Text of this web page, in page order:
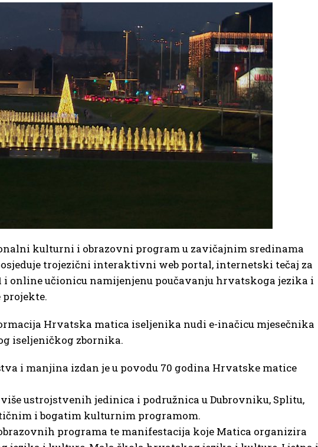
kulturni i obrazovni program u zavičajnim sredinama
trojezični interaktivni web portal, internetski tečaj za
i online učionicu namijenjenu poučavanju hrvatskoga jezika i
projekte.
Hrvatska matica iseljenika nudi e-inačicu mjesečnika
iseljeničkog zbornika.
i manjina izdan je u povodu 70 godina Hrvatske matice
ustrojstvenih jedinica i podružnica u Dubrovniku, Splitu,
i bogatim kulturnim programom.
programa te manifestacija koje Matica organizira